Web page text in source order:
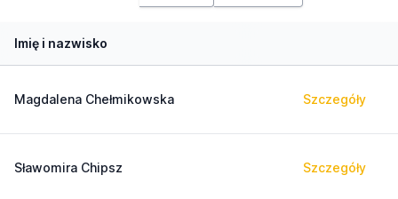
Imię i nazwisko
Magdalena Chełmikowska Szczegóły
Sławomira Chipsz Szczegóły